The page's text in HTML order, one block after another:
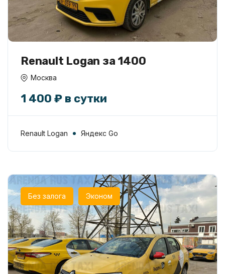
Renault Logan за 1400
Москва
1 400 ₽ в сутки
Renault Logan Яндекс Go
Без залога Эконом